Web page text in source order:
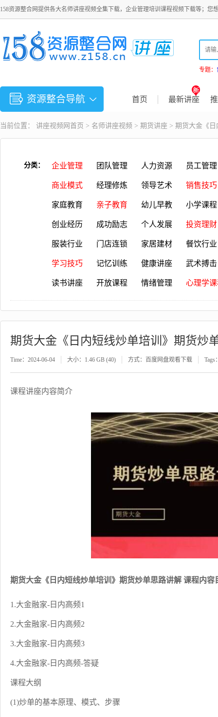
158资源整合网提供各大名师讲座视频全集下载，企业管理培训课程视频下载等；您
专题：
资源整合导航 首页 最新讲座
当前位置： 讲座视频 网首页 > 名师讲座视频 > 期货讲座 > 期货大金《
分类： 企业管理 团队管理 人力资源 员工管理
商业模式 经理修炼 领导艺术 销售技巧
家庭教育 亲子教育 幼儿早教 小学课程
创业经历 成功励志 个人发展 投资理财
服装行业 门店连锁 家居建材 餐饮行业
学习技巧 记忆训练 健康讲座 武术搏击
读书讲座 开放课程 情绪管理 心理学
期货大金《日内短线炒单培训》期货炒
Time：2024-06-04 大小：1.46 GB (40) 方式：百度网盘观看下载 Tags
课程讲座内容简介
期货大金《日内短线炒单培训》期货炒单思路讲解 课程内容
1.大金融家-日内高频1
2.大金融家-日内高频2
3.大金融家-日内高频3
4.大金融家-日内高频-答疑
课程大纲
(1)炒单的基本原理、模式、步骤